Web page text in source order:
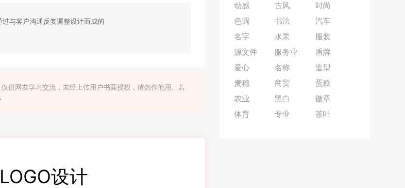
与客户沟通反复调整设计而成的
供网友学习交流，未经上传用户书面授权，请勿作他用。若
设计
动感
古风
时尚
色调
书法
汽车
名字
水果
服装
源文件
服务业
盾牌
爱心
名称
造型
麦穗
商贸
蛋糕
农业
黑白
徽章
体育
专业 茶叶